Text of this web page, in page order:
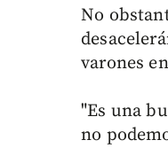
No
varones
"Es una
no